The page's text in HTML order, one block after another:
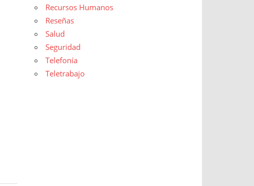
Recursos Humanos
Reseñas
Salud
Seguridad
Telefonía
Teletrabajo